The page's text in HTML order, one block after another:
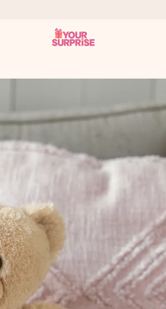
du es genau zum richtigen Zeitpunkt
(Gesamtergebnis aller Länder, in die wir